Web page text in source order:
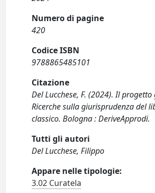
Numero di pagine
420
Codice ISBN
9788865485101
Citazione
Del Lucchese, F. (2024). Il
Ricerche sulla giurisprudenza del
classico. Bologna : DeriveApprodi.
Tutti gli autori
Del Lucchese, Filippo
Appare nelle tipologie:
3.02 Curatela